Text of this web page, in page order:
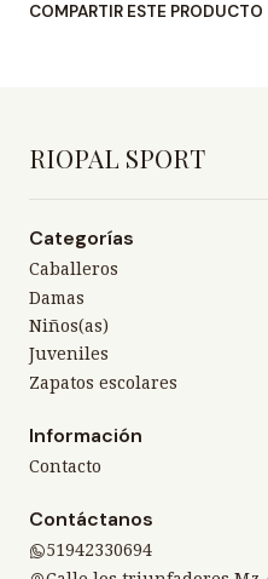
COMPARTIR ESTE PRODUCTO
RIOPAL SPORT
Categorías
Caballeros
Damas
Niños(as)
Juveniles
Zapatos escolares
Información
Contacto
Contáctanos
51942330694